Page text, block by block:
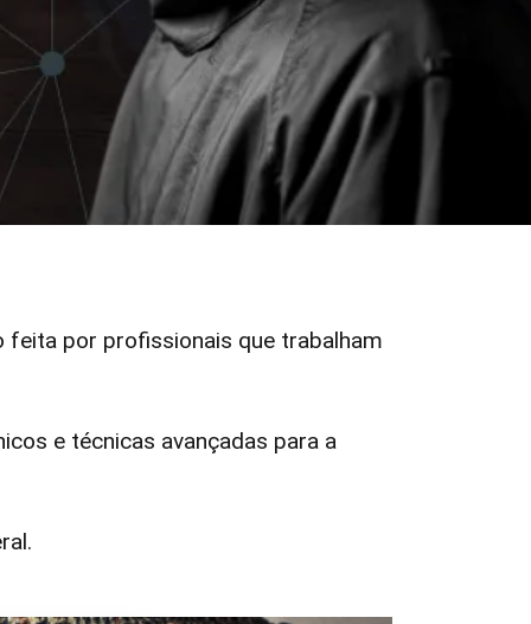
feita por profissionais que trabalham
e técnicas avançadas para a